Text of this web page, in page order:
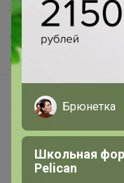
Хиты продаж
Самое желанное
Самое быстрое
Начать зарабатывать
Picabox.ru - Лучшее
Розыгрыш -
Пульс нашего
Брюнетка
Школьная
Pelican